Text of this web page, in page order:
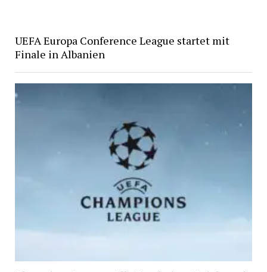
UEFA Europa Conference League startet mit
Finale in Albanien